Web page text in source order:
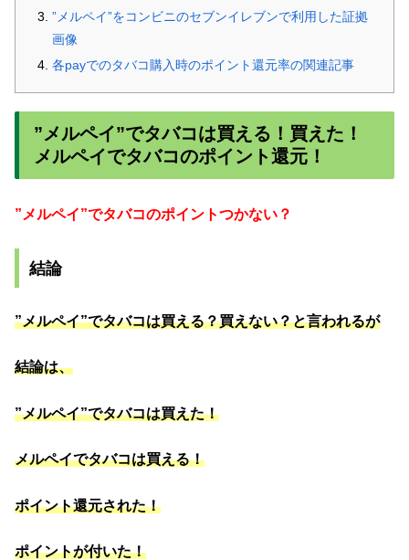
”メルペイ”をコンビニのセブンイレブンで利用した証拠
画像
各payでのタバコ購入時のポイント還元率の関連記事
”メルペイ”でタバコは買える！買えた！
メルペイでタバコのポイント還元！
”メルペイ”でタバコのポイントつかない？
結論
”メルペイ”でタバコは買える？買えない？と言われるが
結論は、
”メルペイ”でタバコは買えた！
メルペイでタバコは買える！
ポイント還元された！
ポイントが付いた！